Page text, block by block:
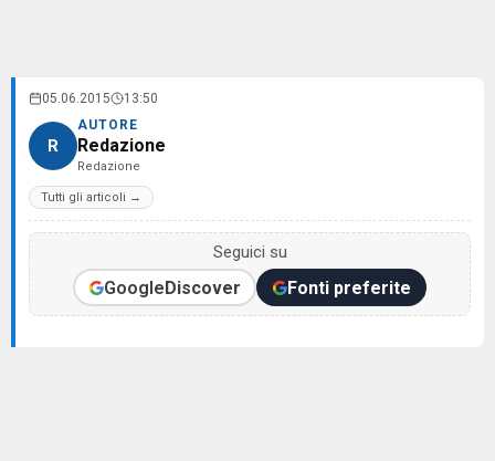
05.06.2015 13:50
R
AUTORE
Redazione
Redazione
Tutti gli articoli →
Seguici su
GoogleDiscover Fonti preferite